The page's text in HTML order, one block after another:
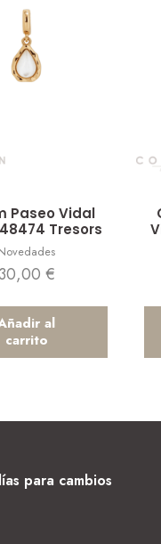
Paseo Vidal
Tresors
€
al
carrito
para cambios